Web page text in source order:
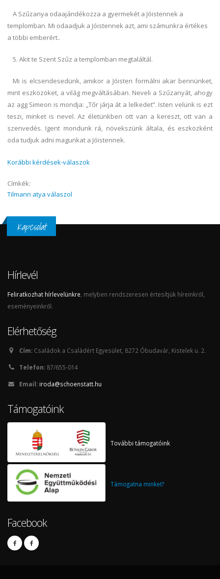
A Szűzanya odaajándékozza a gyermekét a Jóistennek a
templomban. Mi odaadjuk a Jóistennek azt, ami számunkra értékes
a többi emberért..
5. Akit te Szent Szűz a templomban megtaláltál.
Mi is elcsendesedünk, amikor a Jóisten formálni akar bennünket,
mint eszközöket, a világ megváltásában. Neveli a Szűzanyát, ahogy
az agg Simeon is mondja: „Tőr járja át a lelkedet”. Isten velünk is ezt
teszi, minket is nevel. Az életünkben ott van a kereszt, ott van a
szenvedés. Igent mondunk rá, növekszünk általa, és eszközként
oda tudjuk adni magunkat a Jóistennek.
Korábbi kérdések-válaszok
Címkék:
Tilmann atya válaszol
Kapcsolat
Hírlevél
Feliratkozhat hírlevelünkre , melyben rendszeresen értesítjük híreinkről,
eseményeinkről.
Elérhetőség
Cím: Családok a Családért Egyesület, 8272 Óbudavár, Kistelek u. 2.
Telefon: 87/655-014
Email: iroda@schoenstatt.hu
Támogatóink
További támogatóink
Támogatna minket?
Facebook